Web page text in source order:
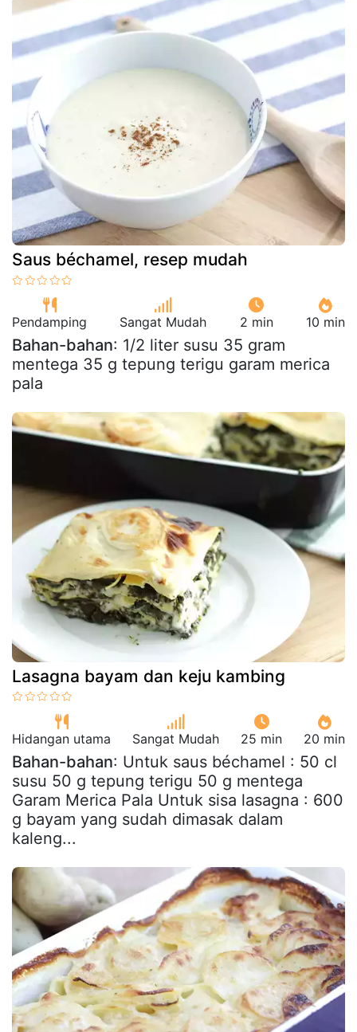
Saus béchamel, resep mudah
Pendamping Sangat Mudah 2 min 10 min
Bahan-bahan: 1/2 liter susu 35 gram
mentega 35 g tepung terigu garam merica
pala
Lasagna bayam dan keju kambing
Hidangan utama Sangat Mudah 25 min 20 min
Bahan-bahan: Untuk saus béchamel : 50 cl
susu 50 g tepung terigu 50 g mentega
Garam Merica Pala Untuk sisa lasagna : 600
g bayam yang sudah dimasak dalam
kaleng...